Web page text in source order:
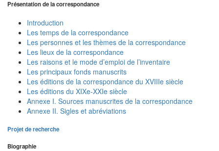
Présentation de la correspondance
Introduction
Les temps de la correspondance
Les personnes et les thèmes de la correspondance
Les lieux de la correspondance
Les raisons et le mode d’emploi de l’inventaire
Les principaux fonds manuscrits
Les éditions de la correspondance du XVIIIe siècle
Les éditions du XIXe-XXIe siècle
Annexe I. Sources manuscrites de la correspondance
Annexe II. Sigles et abréviations
Projet de recherche
Biographie